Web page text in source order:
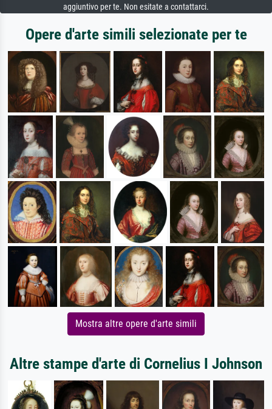
aggiuntivo per te. Non esitate a contattarci.
Opere d'arte simili selezionate per te
Mostra altre opere d'arte simili
Altre stampe d'arte di Cornelius I Johnson